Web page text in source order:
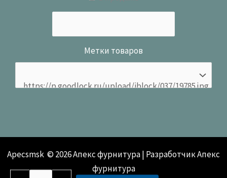
Метки товаров
Apecsmsk © 2026 Апекс фурнитура | Разработчик Апекс
фурнитура